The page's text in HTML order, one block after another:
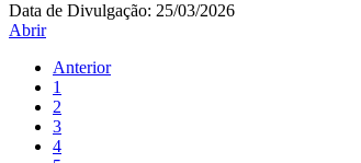
Data de Divulgação: 25/03/2026
Abrir
Anterior
1
2
3
4